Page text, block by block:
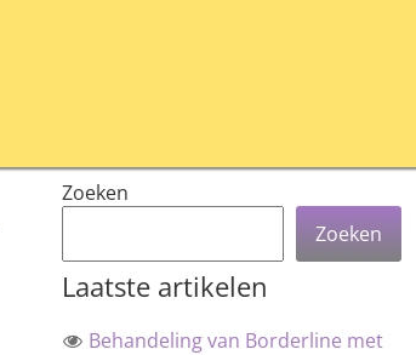
Zoeken
Zoeken
Laatste artikelen
Behandeling van Borderline met